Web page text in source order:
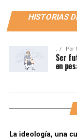
HISTORIAS
. Por
Ser
en
La ideología, una